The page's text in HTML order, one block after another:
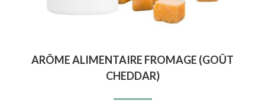
ARÔME ALIMENTAIRE FROMAGE (GOÛT
CHEDDAR)